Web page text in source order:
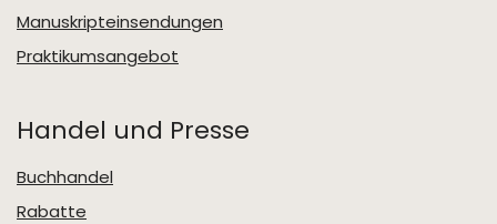
Manuskripteinsendungen
Praktikumsangebot
Handel und Presse
Buchhandel
Rabatte